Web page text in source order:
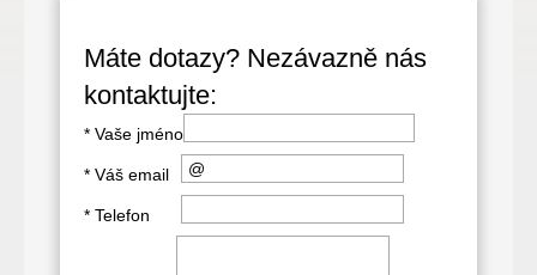
Máte dotazy? Nezávazně nás
kontaktujte:
* Vaše jméno
* Váš email
* Telefon